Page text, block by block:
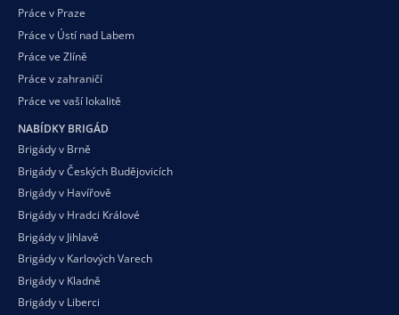
Práce v Praze
Práce v Ústí nad Labem
Práce ve Zlíně
Práce v zahraničí
Práce ve vaší lokalitě
NABÍDKY BRIGÁD
Brigády v Brně
Brigády v Českých Budějovicích
Brigády v Havířově
Brigády v Hradci Králové
Brigády v Jihlavě
Brigády v Karlových Varech
Brigády v Kladně
Brigády v Liberci